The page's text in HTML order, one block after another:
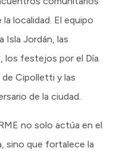
localidad. El equipo
Isla Jordán, las
los festejos por el Día
de Cipolletti y las
de la ciudad.
no solo actúa en el
sino que fortalece la